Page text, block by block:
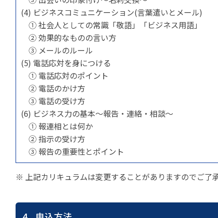
(4) ビジネスコミュニケーション(言葉遣いとメール)
① 社会人としての常識「敬語」「ビジネス用語」
② 効果的なものの言い方
③ メールのルール
(5) 電話応対を身につける
① 電話応対のポイント
② 電話のかけ方
③ 電話の受け方
(6) ビジネス力の基本～報告・連絡・相談～
① 報連相とは何か
② 指示の受け方
③ 報告の重要性とポイント
※ 上記カリキュラムは変更することがありますのでご了